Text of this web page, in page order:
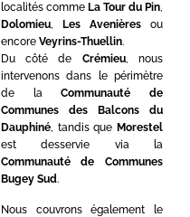
localités comme La Tour du Pin,
Dolomieu, Les Avenièresou
encore Veyrins-Thuellin.
Du côté de Crémieu, nous
intervenons dans le périmètre
de laCommunauté de
Communes des Balcons du
Dauphiné, tandis que Morestel
est desservie via la
Communauté de Communes
Bugey Sud.
Nous couvrons également le